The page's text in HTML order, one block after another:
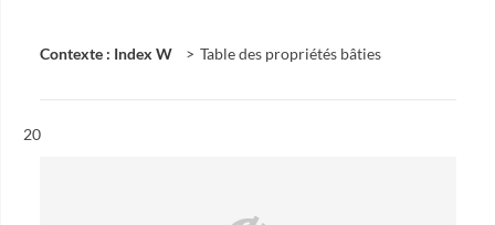
Contexte : Index W Table des propriétés bâties
Résultat n°
20